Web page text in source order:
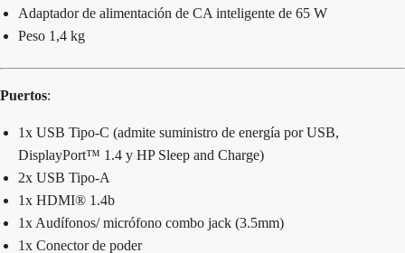
Adaptador de alimentación de CA inteligente de 65 W
Peso 1,4 kg
Puertos:
1x USB Tipo-C (admite suministro de energía por USB,
DisplayPort™ 1.4 y HP Sleep and Charge)
2x USB Tipo-A
1x HDMI® 1.4b
1x Audífonos/ micrófono combo jack (3.5mm)
1x Conector de poder